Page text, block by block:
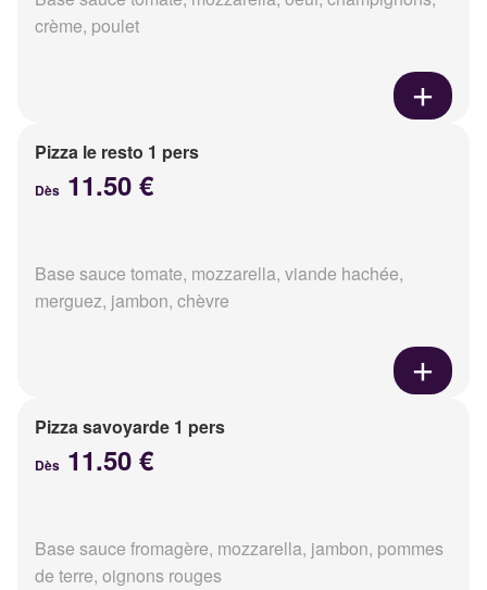
crème, poulet
Pizza le resto 1 pers
Dès 11.50 €
Base sauce tomate, mozzarella, viande hachée,
merguez, jambon, chèvre
Pizza savoyarde 1 pers
Dès 11.50 €
Base sauce fromagère, mozzarella, jambon, pommes
de terre, oignons rouges